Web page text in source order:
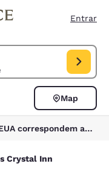
Entrar
EUA. Data de check-in
Map
3 hotéis perto de Bay St. Louis, MS, EUA correspondem aos seus filtros
Inn
Crystal Inn